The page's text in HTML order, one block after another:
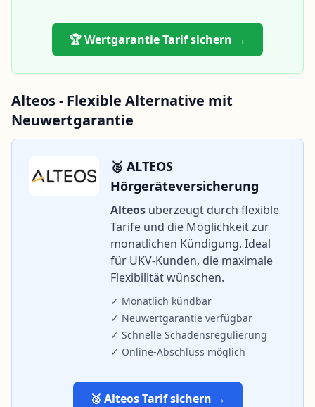
🏆 Wertgarantie Tarif sichern →
Alteos - Flexible Alternative mit
Neuwertgarantie
🥈 ALTEOS
Hörgeräteversicherung
Alteos überzeugt durch flexible
Tarife und die Möglichkeit zur
monatlichen Kündigung. Ideal
für UKV-Kunden, die maximale
Flexibilität wünschen.
✓ Monatlich kündbar
✓ Neuwertgarantie verfügbar
✓ Schnelle Schadensregulierung
✓ Online-Abschluss möglich
🥈 Alteos Tarif sichern →